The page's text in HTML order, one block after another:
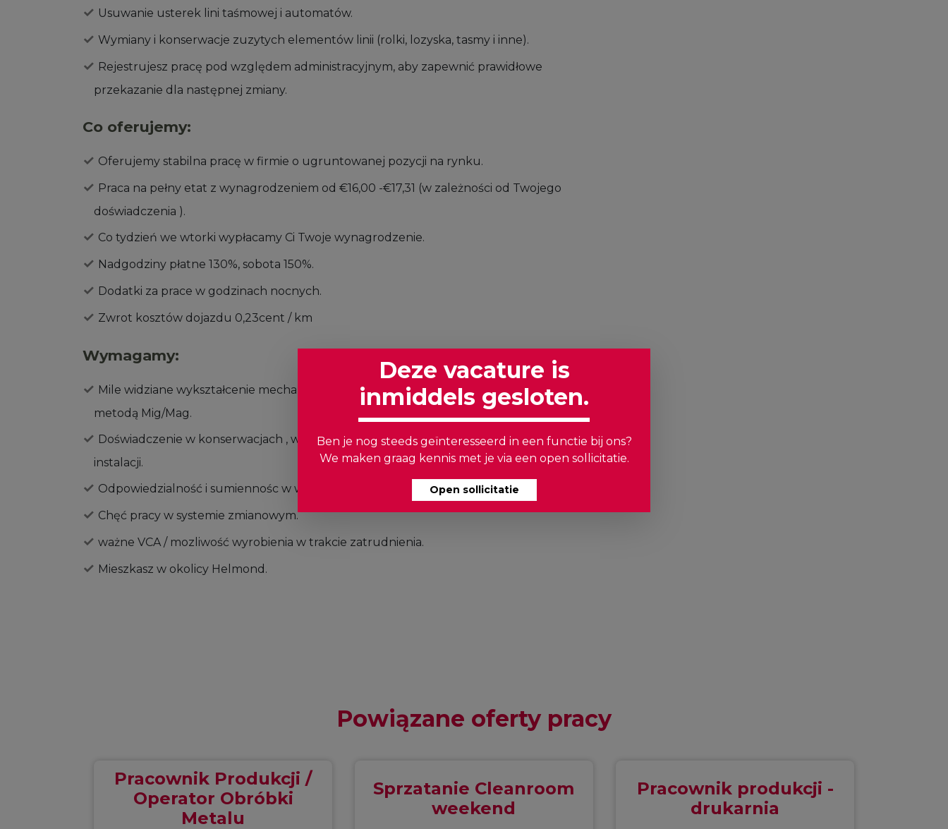
Usuwanie usterek lini taśmowej i automatów.
Wymiany i konserwacje zuzytych elementów linii (rolki, lozyska, tasmy i inne).
Rejestrujesz pracę pod względem administracyjnym, aby zapewnić prawidłowe
przekazanie dla następnej zmiany.
Co oferujemy:
Oferujemy stabilna pracę w firmie o ugruntowanej pozycji na rynku.
Praca na pełny etat z wynagrodzeniem od €16,00 -€17,31 (w zależności od Twojego
doświadczenia ).
Co tydzień we wtorki wypłacamy Ci Twoje wynagrodzenie.
Nadgodziny płatne 130%, sobota 150%.
Dodatki za prace w godzinach nocnych.
Zwrot kosztów dojazdu 0,23cent / km
Wymagamy:
Mile widziane wykształcenie mechanik / elektryk lub pokrewne i potrafisz spawać
metodą Mig/Mag.
Doświadczenie w konserwacjach , wymianach i naprawach w zakresie lini / tasmociągów /
instalacji.
Odpowiedzialność i sumiennośc w wykonywaniu pracy.
Chęć pracy w systemie zmianowym.
ważne VCA / mozliwość wyrobienia w trakcie zatrudnienia.
Mieszkasz w okolicy Helmond.
Powiązane oferty pracy
Pracownik Produkcji /
Operator Obróbki
Metalu
Sprzatanie Cleanroom
weekend
Pracownik produkcji -
drukarnia
Deze vacature is
inmiddels gesloten.
Ben je nog steeds geïnteresseerd in een functie bij ons?
We maken graag kennis met je via een open sollicitatie.
Open sollicitatie